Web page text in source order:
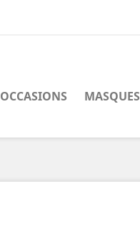
OCCASIONS MASQUES